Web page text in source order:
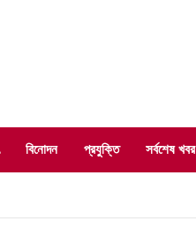
বিনোদন প্রযুক্তি সর্বশেষ খবর